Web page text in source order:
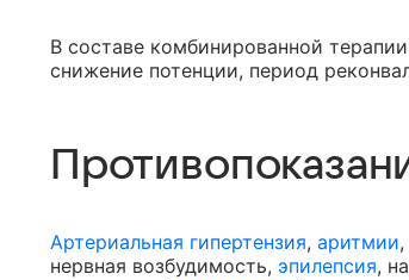
В составе комбинированной
снижение потенции, период
Артериальная гипертензия, аритмии
нервная возбудимость, эпилепсия,